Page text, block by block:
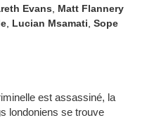
Evans
Matt Flannery
Lucian Msamati ,Sope
est assassiné, la
londoniens se trouve